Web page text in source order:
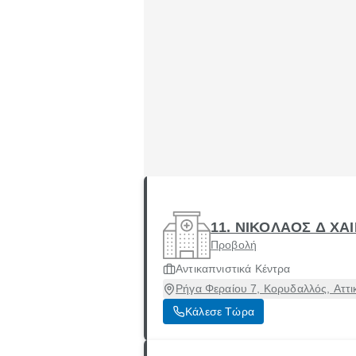
11. ΝΙΚΟΛΑΟΣ Δ
Προβολή
Αντικαπνιστικά Κέντρα
Ρήγα Φεραίου 7, Κορυδαλλός,
Κάλεσε Τώρα